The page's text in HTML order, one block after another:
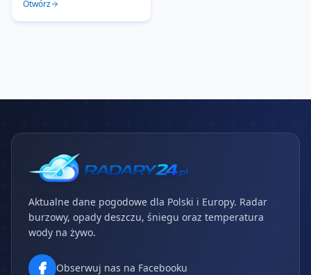
Otwórz
Aktualne dane pogodowe dla Polski i Europy. Radar
burzowy, opady deszczu, śniegu oraz temperatura
wody na żywo.
Obserwuj nas na Facebooku